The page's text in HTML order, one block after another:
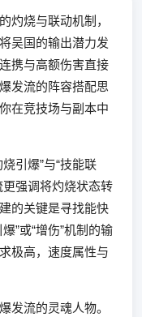
灼烧与联动机制，
吴国的输出潜力发
携与高额伤害直接
发流的阵容搭配思
在竞技场与副本中
引爆”与“技能联
强调将灼烧状态转
的关键是寻找能快
”或“增伤”机制的输
极高，速度属性与
发流的灵魂人物。